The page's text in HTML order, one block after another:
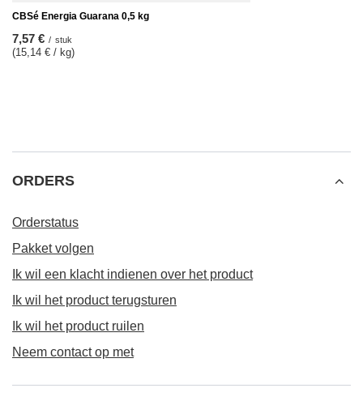
CBSé Energia Guarana 0,5 kg
7,57 € / stuk
(15,14 € / kg)
ORDERS
Orderstatus
Pakket volgen
Ik wil een klacht indienen over het product
Ik wil het product terugsturen
Ik wil het product ruilen
Neem contact op met